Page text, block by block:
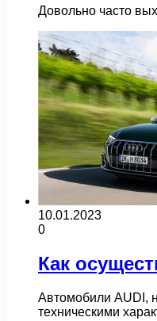
Довольно часто
10.01.2023
0
Как
Автомобили AUDI,
техническими